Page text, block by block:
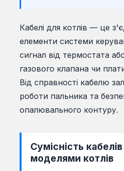
Кабелі для котлів — це
елементи системи
сигнал від термостата
газового клапана чи
Від справності кабелю
роботи пальника та
опалювального контуру.
Сумісність
моделями котлів